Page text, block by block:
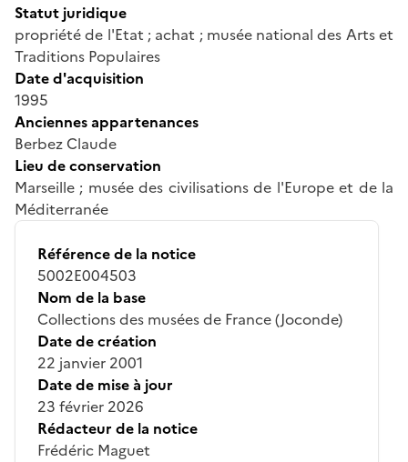
Statut juridique
propriété de l'Etat ; achat ; musée national des Arts et
Traditions Populaires
Date d'acquisition
1995
Anciennes appartenances
Berbez Claude
Lieu de conservation
Marseille ; musée des civilisations de l'Europe et de la
Méditerranée
Référence de la notice
5002E004503
Nom de la base
Collections des musées de France (Joconde)
Date de création
22 janvier 2001
Date de mise à jour
23 février 2026
Rédacteur de la notice
Frédéric Maguet